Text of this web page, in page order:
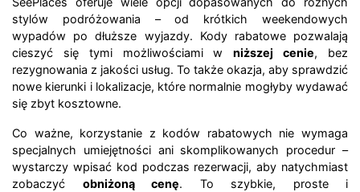
stylów podróżowania – od krótkich weekendowych
wypadów po dłuższe wyjazdy. Kody rabatowe pozwalają
cieszyć się tymi możliwościami wniższej cenie, bez
rezygnowania z jakości usług. To także okazja, aby sprawdzić
nowe kierunki i lokalizacje, które normalnie mogłyby wydawać
się zbyt kosztowne.
Co ważne, korzystanie z kodów rabatowych nie wymaga
specjalnych umiejętności ani skomplikowanych procedur –
wystarczy wpisać kod podczas rezerwacji, aby natychmiast
zobaczyć obniżoną cenę. To szybkie, proste i